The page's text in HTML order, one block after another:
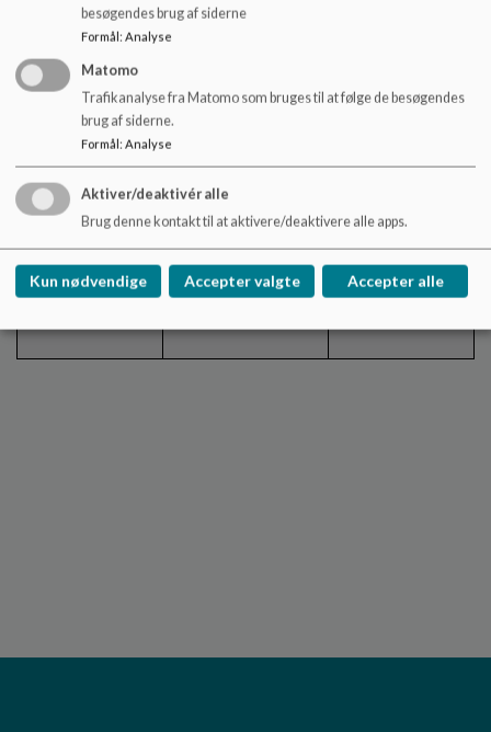
Afdelingsleder
5.-9. årgang
Peter Due
Tlf.: 4032 9224
peteu@nyborg.
dk
Sandra Gramstrup
Madsen
2372 8481
sandm@nyborg.dk
serviceleder /
Tlf.: 3054 1826
Bo Hendriksen
besøgendes brug af siderne
Formål: Analyse
Matomo
Trafikanalyse fra Matomo som bruges til at følge de besøgendes
brug af siderne.
Formål: Analyse
Aktiver/deaktivér alle
Brug denne kontakt til at aktivere/deaktivere alle apps.
Kun nødvendige Accepter valgte Accepter alle